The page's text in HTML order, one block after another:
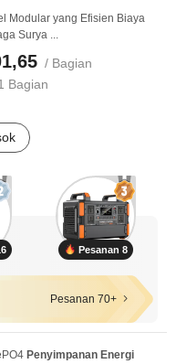
Modular yang Efisien Biaya
Surya ...
/ Bagian
Bagian
Pesanan 8
Pesanan 70+
Penyimpanan Energi